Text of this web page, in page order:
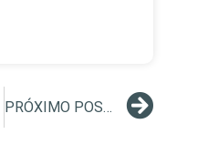
PRÓXIMO POST